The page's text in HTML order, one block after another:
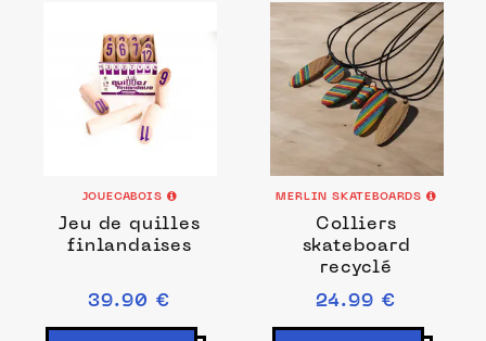
JOUECABOIS
Jeu de quilles
finlandaises
39.90 €
MERLIN SKATEBOARDS
Colliers
skateboard
recyclé
24.99 €